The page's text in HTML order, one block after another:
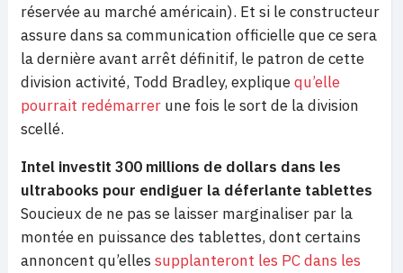
réservée au marché américain). Et si le constructeur
assure dans sa communication officielle que ce sera
la dernière avant arrêt définitif, le patron de cette
division activité, Todd Bradley, expliquequ’elle
pourrait redémarrer une fois le sort de la division
scellé.
Intel investit 300 millions de dollars dans les
ultrabooks pour endiguer la déferlante tablettes
Soucieux de ne pas se laisser marginaliser par la
montée en puissance des tablettes, dont certains
annoncent qu’elles supplanteront les PC dans les